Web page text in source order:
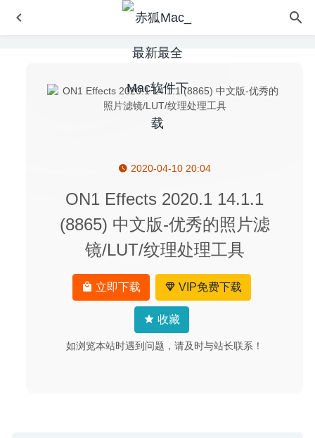
2020-04-10 20:04
ON1 Effects 2020.1 14.1.1
(8865) 中文版-优秀的照片滤
镜/LUT/纹理处理工具
立即下载 VIP免费下载
收藏
如浏览本站时遇到问题，请及时与站长联系！
iShowU Instant Advanced 1.3.5 – 快速、优秀的屏幕录制工
SiteSucker 3.2.1 – 实用的网站内容离线下载器
Hazel 6.1.2 – 文件自动监控并整理文件夹的神器 2026-02-
AnyTrans for IOS 8.5(20200312) for Mac 中文版-优秀的
2020-03-14